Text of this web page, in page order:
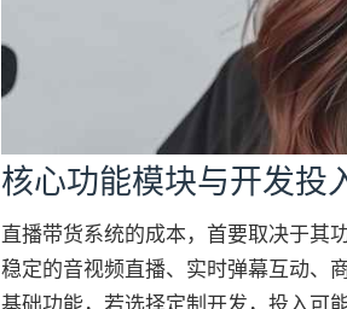
核心功能模块与开发投
直播带货系统的成本，首要取决于其
稳定的音视频直播、实时弹幕互动、
基础功能，若选择定制开发，投入可